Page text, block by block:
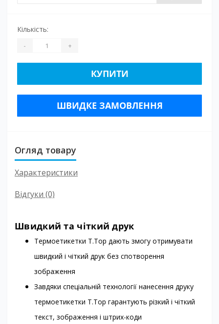
Кількість:
- +
КУПИТИ
ШВИДКЕ ЗАМОВЛЕННЯ
Огляд товару
Характеристики
Відгуки (0)
Швидкий та чіткий друк
Термоетикетки T.Top дають змогу отримувати
швидкий і чіткий друк без спотворення
зображення
Завдяки спеціальній технології нанесення друку
термоетикетки T.Top гарантують різкий і чіткий
текст, зображення і штрих-коди